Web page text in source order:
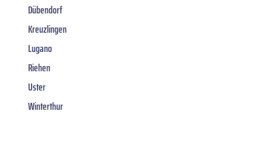
Dübendorf
Kreuzlingen
Lugano
Riehen
Uster
Winterthur